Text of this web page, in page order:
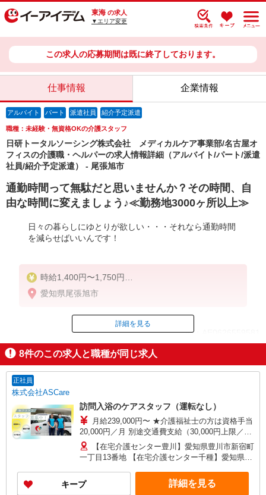
東海 の求人
▼エリア変更
この求人の応募期間は既に終了しております。
仕事情報 企業情報
アルバイト パート 派遣社員 紹介予定派遣
職種：未経験・無資格OKの介護スタッフ
日研トータルソーシング株式会社 メディカルケア事業部/名古屋オ
フィスの介護職・ヘルパーの求人情報詳細（アルバイト/パート/派遣
社員/紹介予定派遣） - 尾張旭市
通勤時間って無駄だと思いませんか？その時間、自
由な時間に変えましょう♪≪勤務地3000ヶ所以上≫
日々の暮らしにゆとりが欲しい・・・それなら通勤時間
を減らせばいいんです！
時給1,400円〜1,750円
★週払いOK（規定あり）
愛知県尾張旭市
ID：AE0626559581
掲載期間終了
詳細を見る
8件のこの求人と職種が同じ求人
正社員
株式会社ASCare
訪問入浴のケアスタッフ（運転なし）
月給239,000円〜 ★介護福祉士の方は資格手当
20,000円／月 別途交通費支給（30,000円上限／
月） 別途残業手当（月平均残業時間15時間）残業
代全額支給
【在宅介護センター豊川】愛知県豊川市新宿町
一丁目13番地 【在宅介護センター千種】愛知県名
池下2D 【在宅介護センター尾張旭】愛知県尾張旭
市瀬戸川町一丁目202番地 【在宅介護センター岡
キープ 詳細を見る